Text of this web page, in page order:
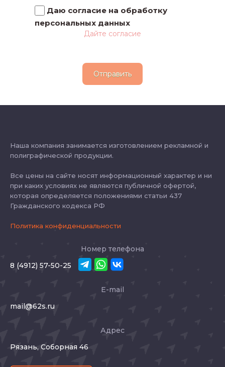
Даю согласие на обработку
персональных данных
Дайте согласие
Отправить
Наша компания занимается изготовлением рекламной и
полиграфической продукции.
Все цены на сайте носят информационный характер и ни
при каких условиях не являются публичной офертой,
которая определяется положениями статьи 437
Гражданского кодекса РФ
Политика конфиденциальности
Номер телефона
8 (4912) 57-50-25
E-mail
mail@62s.ru
Адрес
Рязань, Соборная 46